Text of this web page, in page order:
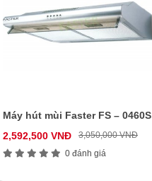
Máy hút mùi Faster FS – 0460S
2,592,500 VNĐ
3,050,000 VNĐ
0 đánh giá